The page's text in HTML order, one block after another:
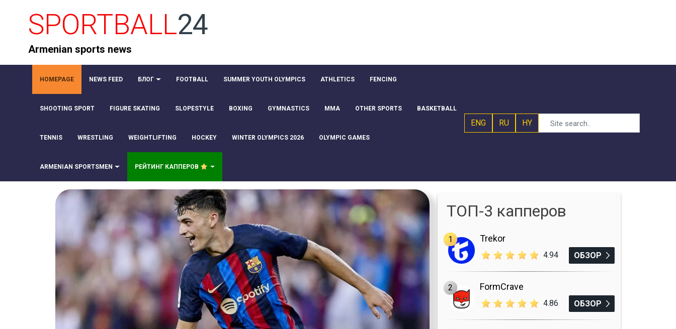
SPORTBALL24
Armenian sports news
HOMEPAGE NEWS FEED БЛОГ FOOTBALL SUMMER YOUTH OLYMPICS ATHLETICS FENCING
SHOOTING SPORT FIGURE SKATING SLOPESTYLE BOXING GYMNASTICS MMA OTHER SPORTS BASKETBALL
TENNIS WRESTLING WEIGHTLIFTING HOCKEY WINTER OLYMPICS 2026 OLYMPIC GAMES
ARMENIAN SPORTSMEN РЕЙТИНГ КАППЕРОВ
ENG RU HY
ТОП-3 капперов
1 Trekor
4.94 ОБЗОР
2 FormCrave
4.86 ОБЗОР